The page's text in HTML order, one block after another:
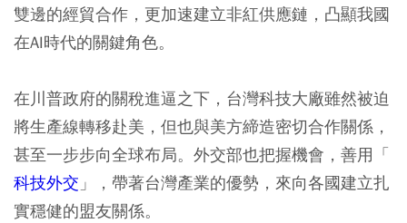
雙邊的經貿合作，更加速建立非紅供應鏈，凸顯我國
在AI時代的關鍵角色。
在川普政府的關稅進逼之下，台灣科技大廠雖然被迫
將生產線轉移赴美，但也與美方締造密切合作關係，
甚至一步步向全球布局。外交部也把握機會，善用「
科技外交 」，帶著台灣產業的優勢，來向各國建立扎
實穩健的盟友關係。